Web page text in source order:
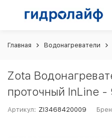
Главная Водонагреватели
Zota
проточный InLine -
Артикул: ZI3468420009